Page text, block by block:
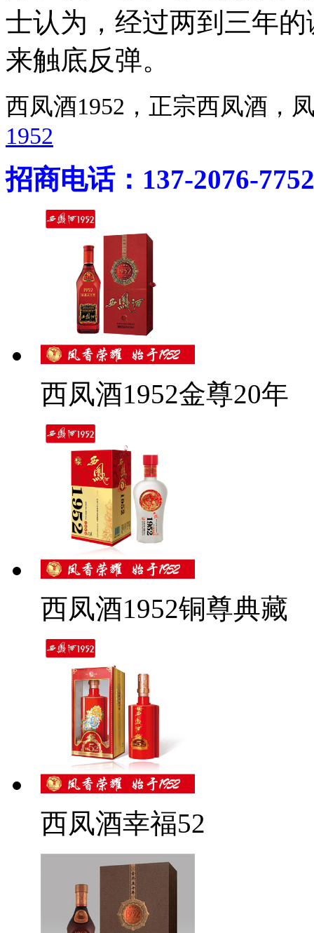
士认为，经过两到三年
来触底反弹。
西凤酒1952，正宗西凤酒
1952
招商电话：137-2076-7752
西凤酒1952金尊20年
西凤酒1952铜尊典藏
西凤酒幸福52